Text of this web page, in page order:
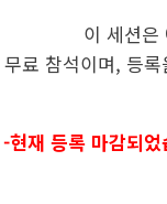
이 세션은
무료 참석이며, 등
-현재 등록 마감되